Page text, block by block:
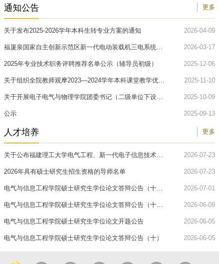
通知公告 更多
关于发布2025-2026学年本科生转专业方案的通知 2026-04-09
福厦泉国家自主创新示范区新一代电动装载机三电系统开
发及产业...
2026-03-17
2025年专业技术职务评聘推荐名单公示（辅导员初级） 2025-12-06
关于组织全院教师观摩2023—2024学年本科课堂教学优秀
奖获得者陈...
2025-11-10
关于开展电子电气与物理学院团委书记（二级单位下设机
构副职）岗...
2025-10-09
公示 2025-09-13
人才培养 更多
关于公布福建理工大学电气工程、新一代电子信息技术专
业2026年具...
2026-07-23
2026年具有硕士研究生招生资格的导师名单 2026-07-23
电气与信息工程学院硕士研究生学位论文答辩公告（十
二）
2026-07-01
电气与信息工程学院硕士研究生学位论文答辩公告（十
一）
2026-06-09
电气与信息工程学院硕士研究生学位论文开题公告 2026-06-05
电气与信息工程学院硕士研究生学位论文答辩公告（十） 2026-06-05